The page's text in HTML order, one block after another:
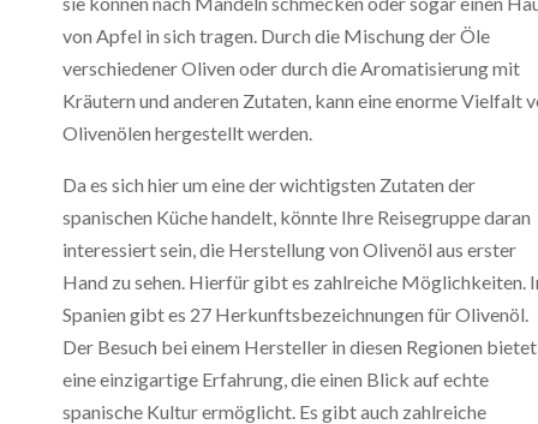
von Apfel in sich tragen. Durch die Mischung der Öle
verschiedener Oliven oder durch die Aromatisierung mit
Kräutern und anderen Zutaten, kann eine enorme Vielfalt
Olivenölen hergestellt werden.
Da es sich hier um eine der wichtigsten Zutaten der
spanischen Küche handelt, könnte Ihre Reisegruppe daran
interessiert sein, die Herstellung von Olivenöl aus erster
Hand zu sehen. Hierfür gibt es zahlreiche Möglichkeiten.
Spanien gibt es 27 Herkunftsbezeichnungen für Olivenöl.
Der Besuch bei einem Hersteller in diesen Regionen bietet
eine einzigartige Erfahrung, die einen Blick auf echte
spanische Kultur ermöglicht. Es gibt auch zahlreiche